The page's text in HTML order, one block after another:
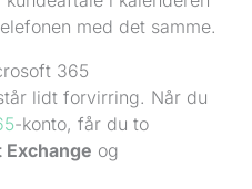
med det samme.
365
lidt forvirring. Når du
-konto, får du to
og